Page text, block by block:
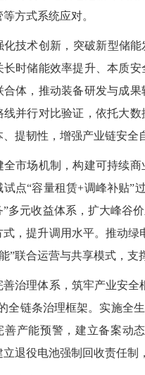
方式系统应对。
术创新，突破新型储能
长时储能效率提升、本质
合体，推动装备研发与成
线并行对比验证，依托大
、提韧性，增强产业链安全
场机制，构建可持续商
试点“容量租赁+调峰补贴”
”多元收益体系，扩大峰谷
式，提升调用水平。推动绿
”联合运营与共享模式，支
理体系，筑牢产业安全
全链条治理框架。实施全
善产能预警，建立备案动
立退役电池强制回收责任制